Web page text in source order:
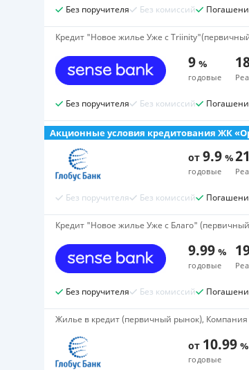
Без поручителя Без комиссий
Кредит "Новое жилье Уже c
9 %
годовые
Без поручителя Без комиссий
Акционные условия кредитования ЖК
от 9.9 %
годовые
Без поручителя Без комиссий
Кредит "Новое жилье Уже с Благо"
9.99 %
годовые
Без поручителя Без комиссий
Жилье в кредит (первичный рынок),
от 10.99 %
годовые